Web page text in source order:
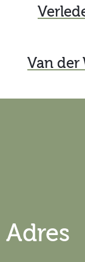
Van der
Adres